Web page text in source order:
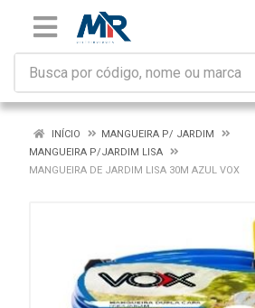
INÍCIO
MANGUEIRA P/ JARDIM
MANGUEIRA P/JARDIM LISA
MANGUEIRA DE JARDIM LISA 30M AZUL VOX